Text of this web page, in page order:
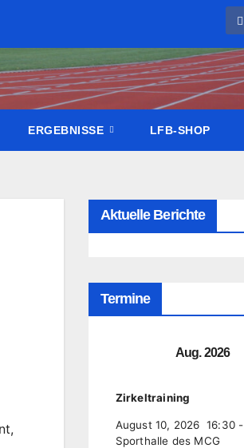
ERGEBNISSE LFB-SHOP
Aktuelle Berichte
Termine
Aug. 2026
Zirkeltraining
August 10, 2026 16:30-
Sporthalle des MCG